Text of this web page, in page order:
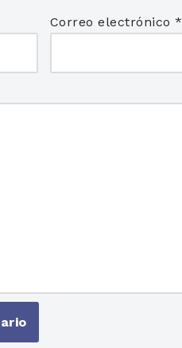
Correo electrónico*